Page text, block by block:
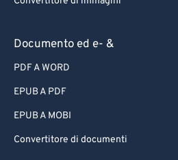
Documento ed e- &
PDF A WORD
EPUB A PDF
EPUB A MOBI
Convertitore di documenti